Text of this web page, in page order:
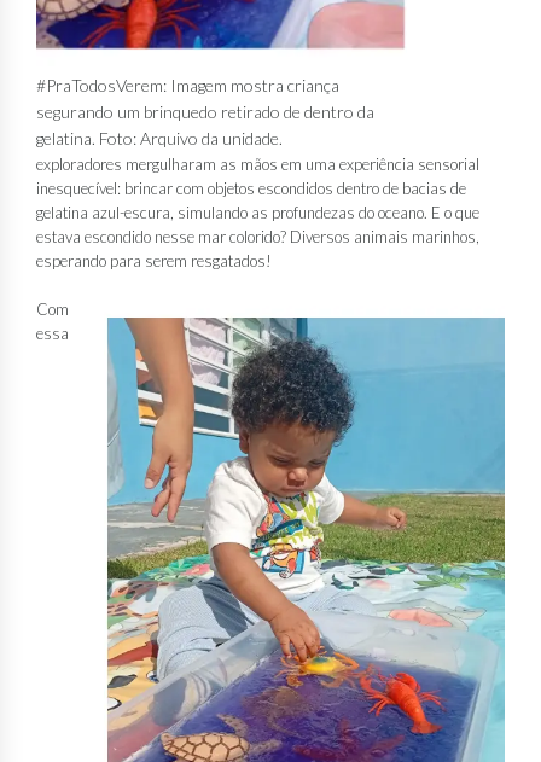
#PraTodosVerem: Imagem mostra criança
segurando um brinquedo retirado de dentro da
gelatina. Foto: Arquivo da unidade.
exploradores mergulharam as mãos em uma experiência sensorial
inesquecível: brincar com objetos escondidos dentro de bacias de
gelatina azul-escura, simulando as profundezas do oceano. E o que
estava escondido nesse mar colorido? Diversos animais marinhos,
esperando para serem resgatados!
Com
essa